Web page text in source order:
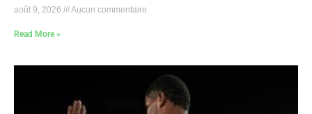
août 9, 2026 Aucun commentaire
Read More »